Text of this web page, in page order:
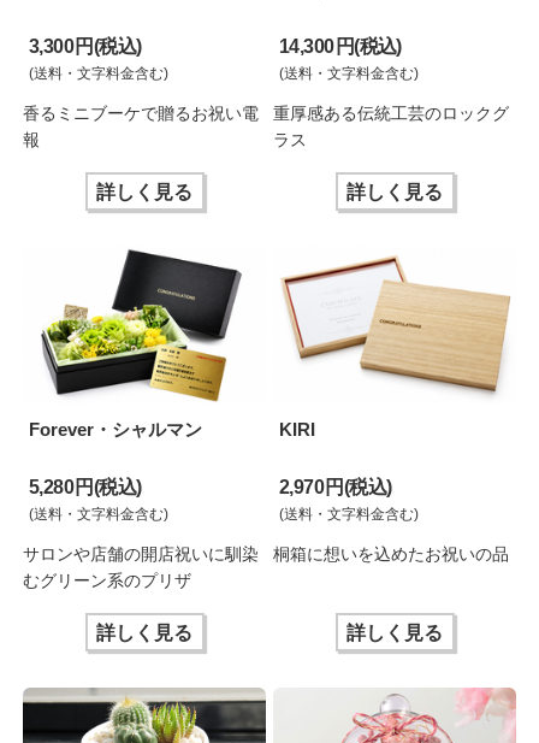
3,300 円(税込)
(送料・文字料金含む)
香るミニブーケで贈るお祝い電
報
詳しく見る
14,300 円(税込)
(送料・文字料金含む)
重厚感ある伝統工芸のロックグ
ラス
詳しく見る
Forever・シャルマン
5,280 円(税込)
(送料・文字料金含む)
サロンや店舗の開店祝いに馴染
むグリーン系のプリザ
詳しく見る
KIRI
2,970 円(税込)
(送料・文字料金含む)
桐箱に想いを込めたお祝いの品
詳しく見る